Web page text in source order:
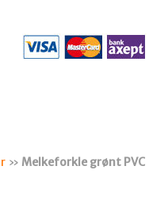
» Melkeforkle grønt PVC